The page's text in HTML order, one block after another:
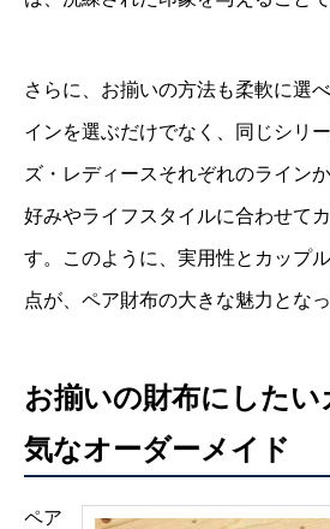
さらに、お揃いの方法も柔軟に選
インを選ぶだけでなく、同じシリ
ズ・レディースそれぞれのライン
好みやライフスタイルに合わせて
す。このように、実用性とカップ
点が、ペア財布の大きな魅力となっ
お揃いの財布にしたい
気なオーダーメイド
ペア